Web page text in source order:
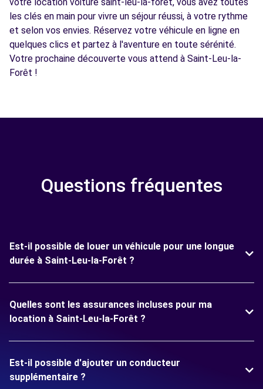
les clés en main pour vivre un séjour réussi, à votre rythme
et selon vos envies. Réservez votre véhicule en ligne en
quelques clics et partez à l'aventure en toute sérénité.
Votre prochaine découverte vous attend à Saint-Leu-la-
Forêt !
Questions fréquentes
Est-il possible de louer un véhicule pour une longue
durée à Saint-Leu-la-Forêt ?
Quelles sont les assurances incluses pour ma
location à Saint-Leu-la-Forêt ?
Est-il possible d'ajouter un conducteur
supplémentaire ?